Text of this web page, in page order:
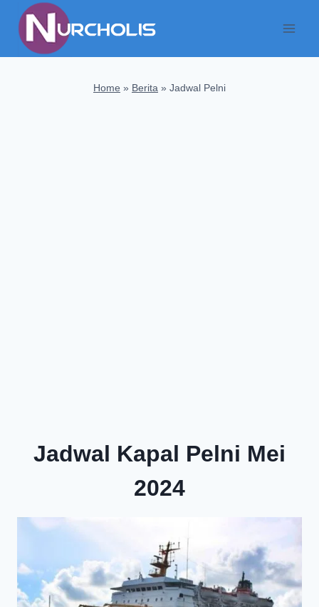
content
Home » Berita » Jadwal Pelni
Jadwal Kapal Pelni Mei
2024